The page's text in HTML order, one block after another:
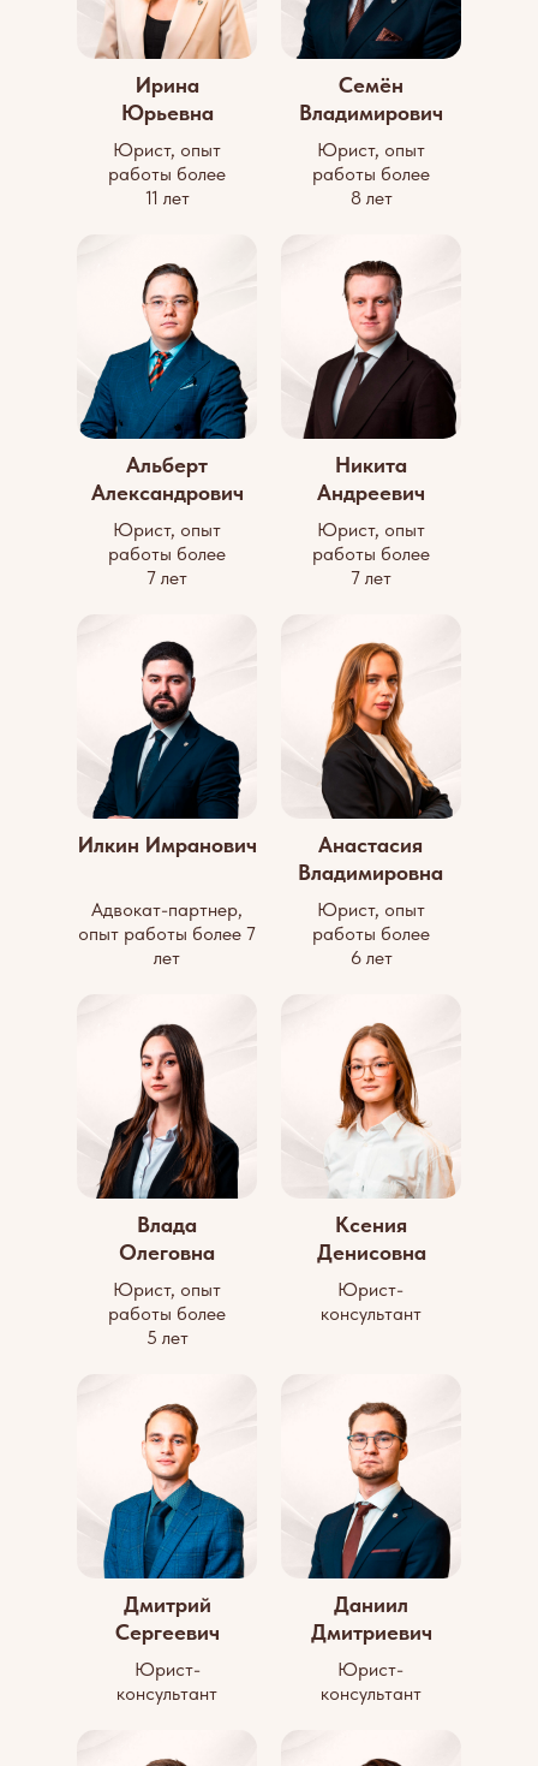
Ирина
Юрьевна
Юрист, опыт
работы более
11 лет
Альберт
Александрович
Юрист, опыт
работы более
7 лет
Семён
Владимирович
Юрист, опыт
работы более
8 лет
Илкин Имранович
Адвокат-партнер,
опыт работы более 7
лет
Никита
Андреевич
Юрист, опыт
работы более
7 лет
Анастасия
Владимировна
Юрист, опыт
работы более
6 лет
Влада
Олеговна
Юрист, опыт
работы более
5 лет
Ксения
Денисовна
Юрист-
консультант
Дмитрий
Сергеевич
Юрист-
консультант
Даниил
Дмитриевич
Юрист-
консультант